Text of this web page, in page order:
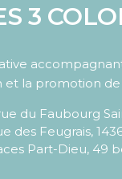
3
la promotion de
du Faubourg
des Feugrais,
Part-Dieu, 49